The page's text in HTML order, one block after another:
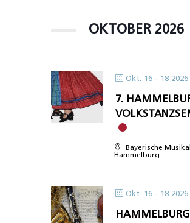
OKTOBER 2026
Okt. 16 - 18 2026
7.
Bayerische
Hammelburg
Okt. 16 - 18 2026